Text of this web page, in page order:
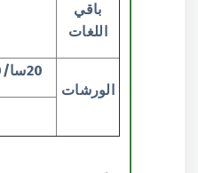
باقي
اللغات
الورشات
20سا/10 طلبة في الفوج